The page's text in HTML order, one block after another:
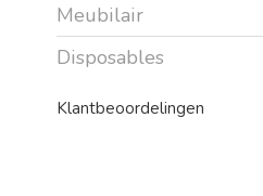
Meubilair
Disposables
Klantbeoordelingen